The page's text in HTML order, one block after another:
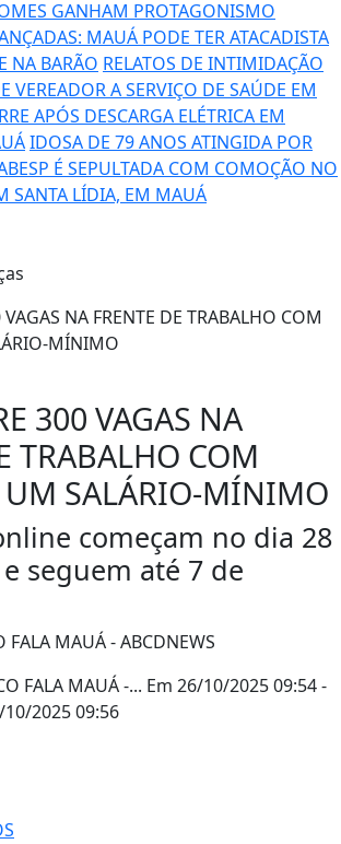
GANHAM PROTAGONISMO
MAUÁ PODE TER ATACADISTA
NA BARÃO RELATOS DE INTIMIDAÇÃO
VEREADOR A SERVIÇO DE SAÚDE EM
APÓS DESCARGA ELÉTRICA EM
IDOSA DE 79 ANOS ATINGIDA POR
É SEPULTADA COM COMOÇÃO NO
SANTA LÍDIA, EM MAUÁ
300 VAGAS NA
TRABALHO COM
UM SALÁRIO-MÍNIMO
começam no dia 28
seguem até 7 de
FALA MAUÁ -... Em 26/10/2025 09:54-
2025 09:56